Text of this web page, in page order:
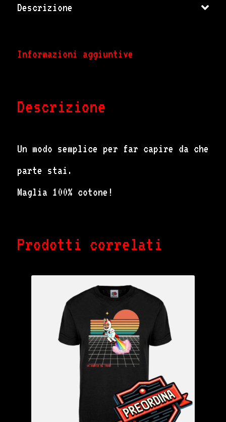
Descrizione
Informazioni aggiuntive
Descrizione
Un modo semplice per far capire da che
parte stai.
Maglia 100% cotone!
Prodotti correlati